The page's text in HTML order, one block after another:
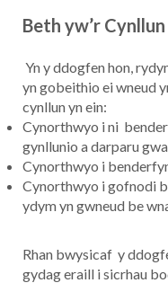
Beth yw’r
Yn y ddogfen hon,
yn gobeithio ei wneud
cynllun yn ein:
Cynorthwyo i ni
gynllunio a darparu
Cynorthwyo i
Cynorthwyo i gofnodi
ydym yn gwneud be
Rhan bwysicaf y
gydag eraill i sicrhau